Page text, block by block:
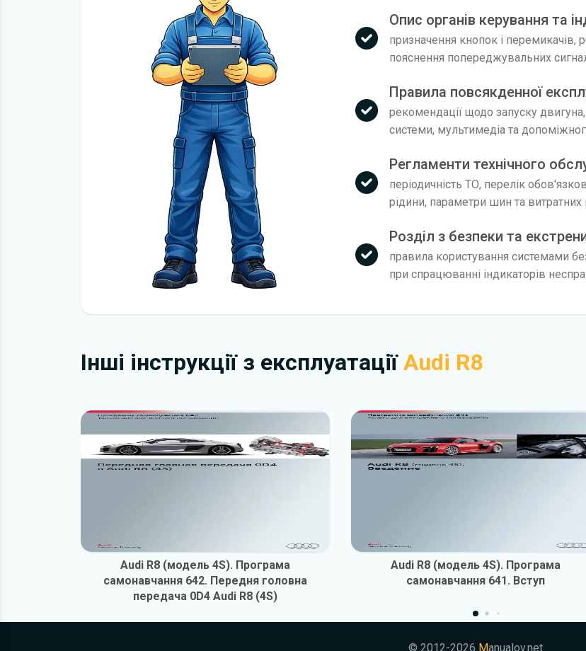
Опис органів керування та
призначення кнопок і перемикачів,
пояснення попереджувальних
Правила повсякденної
рекомендації щодо запуску
системи, мультимедіа та
Регламенти технічного
періодичність ТО, перелік
рідини, параметри шин та витратних
Розділ з безпеки та
правила користування системами
при спрацюванні індикаторів
Інші інструкції з експлуатаціїAudi R8
Audi R8 (модель 4S). Програма
самонавчання 642. Передня головна
передача 0D4 Audi R8 (4S)
Audi R8 (модель 4S). Програма
самонавчання 641. Вступ
© 2012-2026 Manualov.net